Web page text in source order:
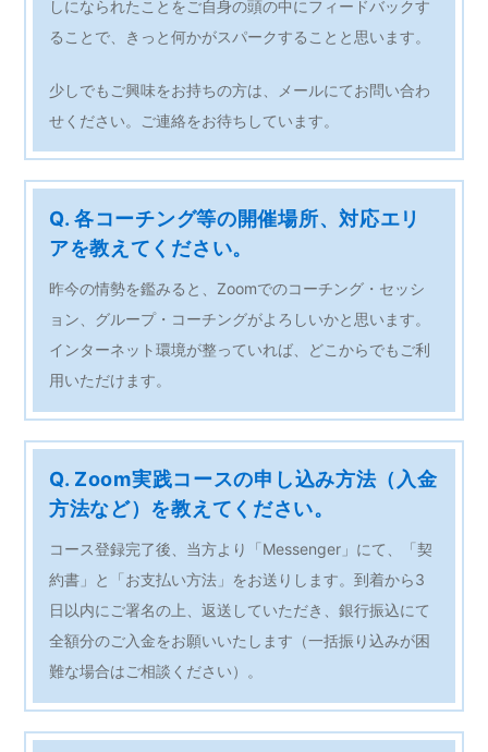
しになられたことをご自身の頭の中にフィードバックす
ることで、きっと何かがスパークすることと思います。
少しでもご興味をお持ちの方は、メールにてお問い合わ
せください。ご連絡をお待ちしています。
Q. 各コーチング等の開催場所、対応エリ
アを教えてください。
昨今の情勢を鑑みると、Zoomでのコーチング・セッシ
ョン、グループ・コーチングがよろしいかと思います。
インターネット環境が整っていれば、どこからでもご利
用いただけます。
Q. Zoom実践コースの申し込み方法（入金
方法など）を教えてください。
コース登録完了後、当方より「Messenger」にて、「契
約書」と「お支払い方法」をお送りします。到着から3
日以内にご署名の上、返送していただき、銀行振込にて
全額分のご入金をお願いいたします（一括振り込みが困
難な場合はご相談ください）。